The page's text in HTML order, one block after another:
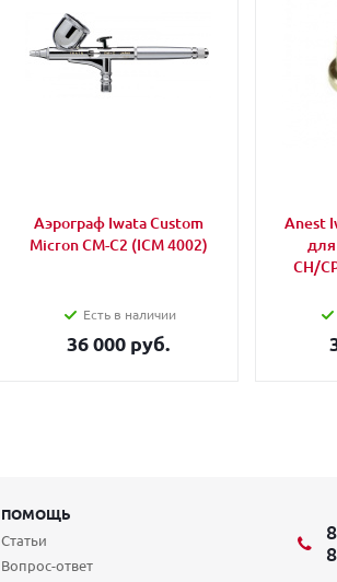
Аэрограф Iwata Custom
Micron CM-C2 (ICM 4002)
Есть в наличии
36 000 руб.
Anest
для
CH/
ПОМОЩЬ
Статьи
Вопрос-ответ